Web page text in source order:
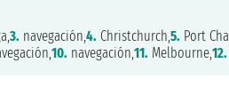
3. navegación,4. Christchurch,5. Port
10. navegación,11. Melbourne,12.